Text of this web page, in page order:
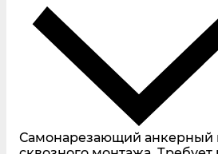
Самонарезающий анкерный